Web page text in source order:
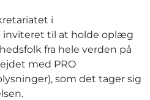
i
inviteret til at holde oplæg
fra hele verden på
med PRO
som det tager sig